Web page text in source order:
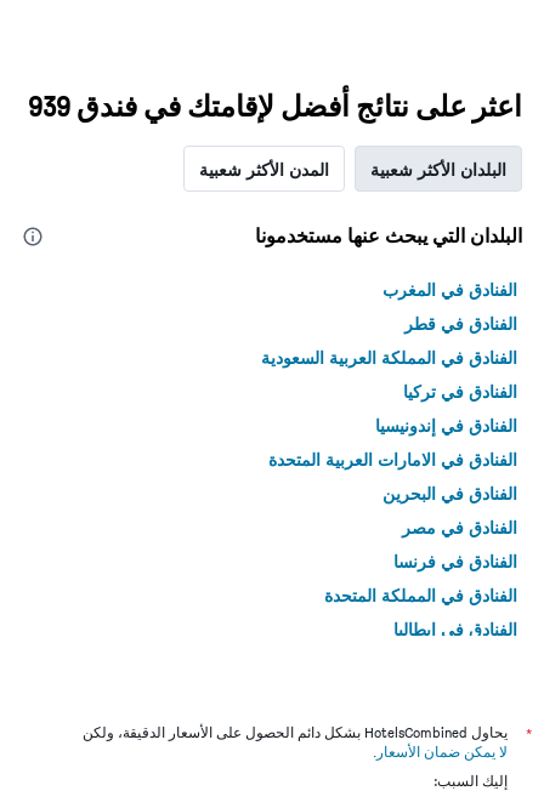
اعثر على نتائج أفضل لإقامتك في فندق 939
البلدان الأكثر شعبية المدن الأكثر شعبية
البلدان التي يبحث عنها مستخدمونا
الفنادق في المغرب
الفنادق في قطر
الفنادق في المملكة العربية السعودية
الفنادق في تركيا
الفنادق في إندونيسيا
الفنادق في الامارات العربية المتحدة
الفنادق في البحرين
الفنادق في مصر
الفنادق في فرنسا
الفنادق في المملكة المتحدة
الفنادق في إيطاليا
*
يحاول HotelsCombined بشكل دائم الحصول على الأسعار الدقيقة، ولكن
لا يمكن ضمان الأسعار .
إليك السبب: